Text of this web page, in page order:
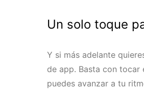
Un solo toque
Y si más adelante
de app. Basta con
puedes avanzar a tu